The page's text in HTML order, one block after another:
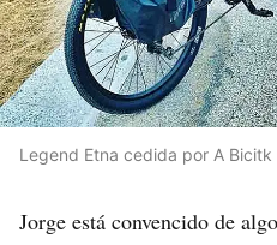
Legend Etna cedida por A Bicitk
Jorge está convencido de